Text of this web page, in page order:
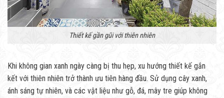
Thiết kế gần gũi với thiên nhiên
Khi không gian xanh ngày càng bị thu hẹp, xu hướng thiết kế gắn
kết với thiên nhiên trở thành ưu tiên hàng đầu. Sử dụng cây xanh,
ánh sáng tự nhiên, và các vật liệu như gỗ, đá, mây tre giúp không